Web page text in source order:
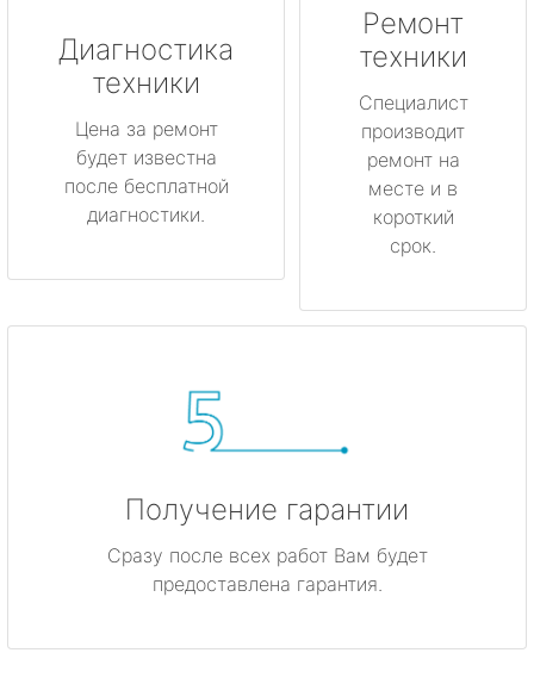
Диагностика
техники
Цена за ремонт
будет известна
после бесплатной
диагностики.
Ремонт
техники
Специалист
производит
ремонт на
месте и в
короткий
срок.
Получение гарантии
Сразу после всех работ Вам будет
предоставлена гарантия.